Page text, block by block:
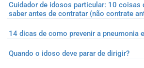
Cuidador de idosos particular: 10 coisas
saber antes de contratar (não contrate
14 dicas de como prevenir a pneumonia
Quando o idoso deve parar de dirigir?